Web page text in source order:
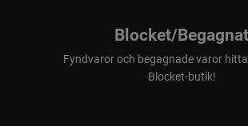
Blocket/Begagnat
Fyndvaror och begagnade varor
Blocket-butik!